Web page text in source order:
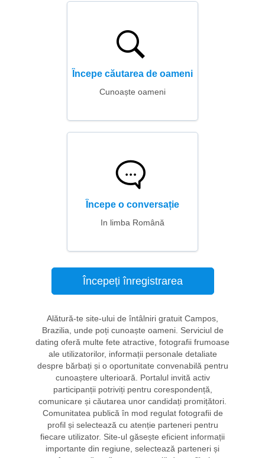
Începe căutarea de oameni
Cunoaște oameni
Începe o conversație
In limba Română
Începeți înregistrarea
Alătură-te site-ului de întâlniri gratuit Campos,
Brazilia, unde poți cunoaște oameni. Serviciul de
dating oferă multe fete atractive, fotografii frumoase
ale utilizatorilor, informații personale detaliate
despre bărbați și o oportunitate convenabilă pentru
cunoaștere ulterioară. Portalul invită activ
participanții potriviți pentru corespondență,
comunicare și căutarea unor candidați promițători.
Comunitatea publică în mod regulat fotografii de
profil și selectează cu atenție parteneri pentru
fiecare utilizator. Site-ul găsește eficient informații
importante din regiune, selectează parteneri și